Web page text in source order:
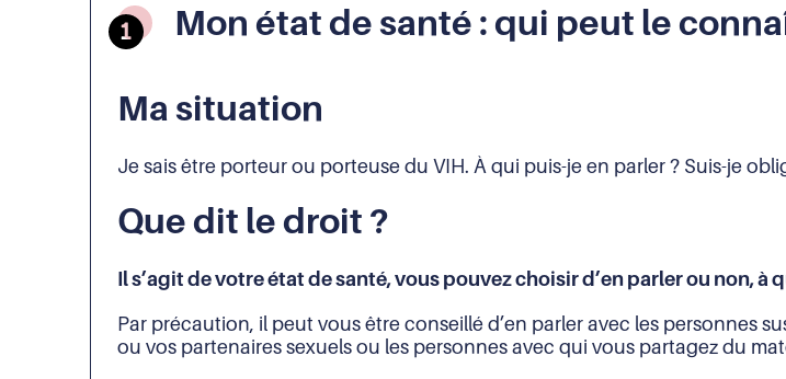
Mon état de santé : qui peut le
Ma situation
Je sais être porteur ou porteuse du VIH. À qui puis-je en parler ? Suis-je
Que dit le droit ?
Il s’agit de votre état de santé, vous pouvez choisir d’en parler ou non, à
Par précaution, il peut vous être conseillé d’en parler avec les personnes
ou vos partenaires sexuels ou les personnes avec qui vous partagez du